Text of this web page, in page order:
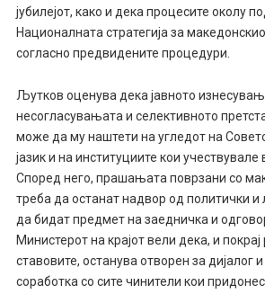
јубилејот, како и дека процесите околу
Националната стратегија за
согласно предвидените процедури.
Љутков оценува дека јавното
несогласувањата и селективното
може да му наштети на угледот на
јазик и на институциите кои учествувале
Според него, прашањата поврзани со
треба да останат надвор од политички и
да бидат предмет на заедничка и
Министерот на крајот вели дека, и покрај
ставовите, останува отворен за дијалог
соработка со сите чинители кои